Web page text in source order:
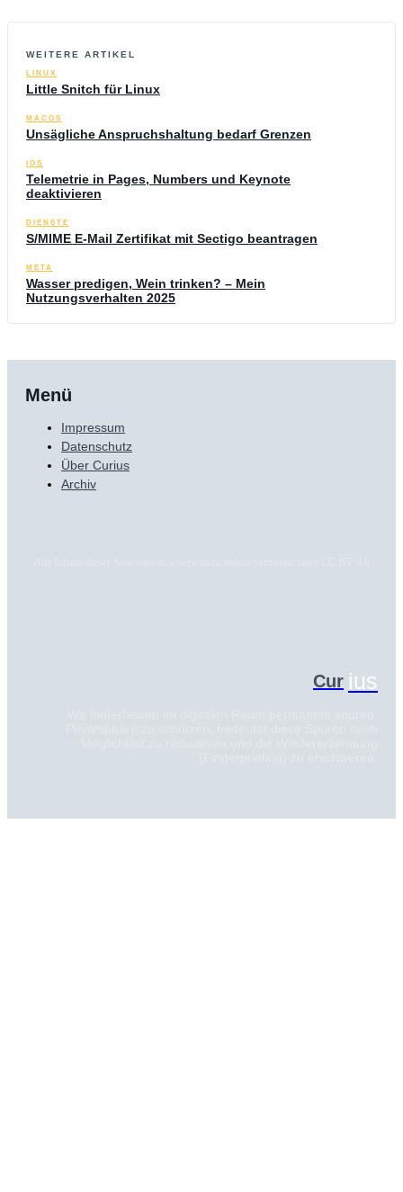
WEITERE ARTIKEL
LINUX
Little Snitch für Linux
MACOS
Unsägliche Anspruchshaltung bedarf Grenzen
IOS
Telemetrie in Pages, Numbers und Keynote
deaktivieren
DIENSTE
S/MIME E-Mail Zertifikat mit Sectigo beantragen
META
Wasser predigen, Wein trinken? – Mein
Nutzungsverhalten 2025
Menü
Impressum
Datenschutz
Über Curius
Archiv
Cur ius